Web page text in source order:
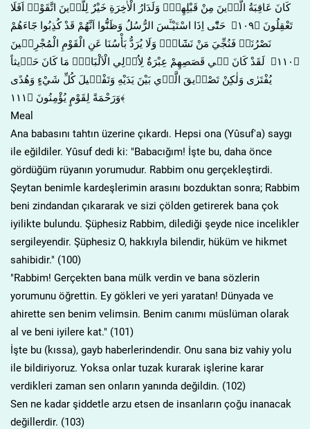
كَانَ عَاقِبَةُ الَّذ۪ينَ مِنْ قَبْلِهِمْۜ وَلَدَارُ الْاٰخِرَةِ خَيْرٌ لِلَّذ۪ينَ اتَّقَوْاۜ اَفَلَا
تَعْقِلُونَ ﴿١٠٩﴾ حَتّٰٓى اِذَا اسْتَيْـَٔسَ الرُّسُلُ وَظَنُّٓوا اَنَّهُمْ قَدْ كُذِبُوا جَٓاءَهُمْ
نَصْرُنَاۙ فَنُجِّيَ مَنْ نَشَٓاءُۜ وَلَا يُرَدُّ بَأْسُنَا عَنِ الْقَوْمِ الْمُجْرِم۪ينَ
﴿١١٠﴾ لَقَدْ كَانَ ف۪ي قَصَصِهِمْ عِبْرَةٌ لِاُو۬لِي الْاَلْبَابِۜ مَا كَانَ حَد۪يثاً
يُفْتَرٰى وَلٰكِنْ تَصْد۪يقَ الَّذ۪ي بَيْنَ يَدَيْهِ وَتَفْص۪يلَ كُلِّ شَيْءٍ وَهُدًى
وَرَحْمَةً لِقَوْمٍ يُؤْمِنُونَ ﴿١١١﴾
Meal
Ana babasını tahtın üzerine çıkardı. Hepsi ona (Yûsuf'a) saygı
ile eğildiler. Yûsuf dedi ki: "Babacığım! İşte bu, daha önce
gördüğüm rüyanın yorumudur. Rabbim onu gerçekleştirdi.
Şeytan benimle kardeşlerimin arasını bozduktan sonra; Rabbim
beni zindandan çıkararak ve sizi çölden getirerek bana çok
iyilikte bulundu. Şüphesiz Rabbim, dilediği şeyde nice incelikler
sergileyendir. Şüphesiz O, hakkıyla bilendir, hüküm ve hikmet
sahibidir." (100)
"Rabbim! Gerçekten bana mülk verdin ve bana sözlerin
yorumunu öğrettin. Ey gökleri ve yeri yaratan! Dünyada ve
ahirette sen benim velimsin. Benim canımı müslüman olarak
al ve beni iyilere kat." (101)
İşte bu (kıssa), gayb haberlerindendir. Onu sana biz vahiy yolu
ile bildiriyoruz. Yoksa onlar tuzak kurarak işlerine karar
verdikleri zaman sen onların yanında değildin. (102)
Sen ne kadar şiddetle arzu etsen de insanların çoğu inanacak
değillerdir. (103)